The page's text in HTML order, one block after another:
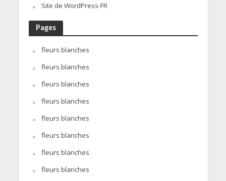
Site de WordPress-FR
Pages
fleurs blanches
fleurs blanches
fleurs blanches
fleurs blanches
fleurs blanches
fleurs blanches
fleurs blanches
fleurs blanches